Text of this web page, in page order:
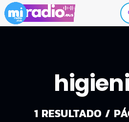
1 RESULTADO /